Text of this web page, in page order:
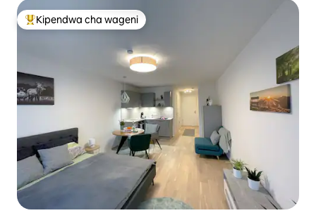
Kipendwa maarufu cha wageni
Kipendwa cha wageni